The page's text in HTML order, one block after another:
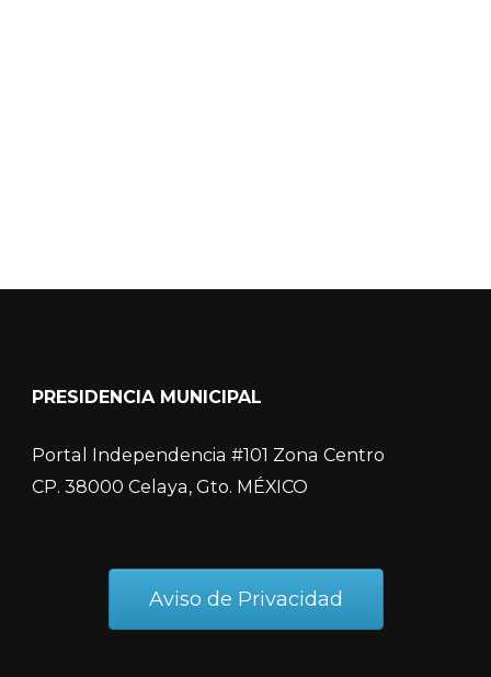
PRESIDENCIA MUNICIPAL
Portal Independencia #101 Zona Centro
CP. 38000 Celaya, Gto. MÉXICO
Aviso de Privacidad